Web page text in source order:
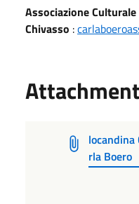
Associazione
Chivasso :
locandina
rla Boero